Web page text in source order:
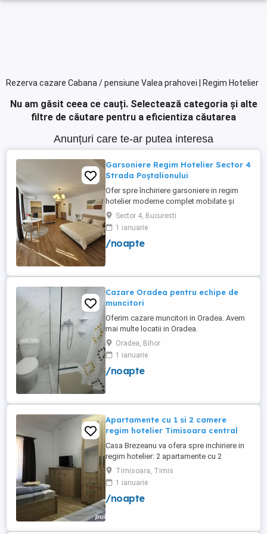
Rezerva cazare Cabana / pensiune Valea prahovei | Regim Hotelier
Nu am găsit ceea ce cauți. Selectează categoria și alte
filtre de căutare pentru a eficientiza căutarea
Anunțuri care te-ar putea interesa
Garsoniere Regim Hotelier Sector 4
Strada Poștalionului
Ofer spre închiriere garsoniere in regim
hotelier moderne complet mobilate și
utilate situate în Sector 4 Strada
Poștalionului ,Zona Grand Arena,bloc nou
cu parcare privata inclusa. Ideale pentru
sejururi scurte, călătorii de afaceri sau
Sector 4, Bucuresti
1 ianuarie
/noapte
Cazare Oradea pentru echipe de
muncitori
Oferim cazare muncitori in Oradea. Avem
mai multe locatii in Oradea.
Disponibilitate: peste 100 locuri de cazare
Max 3 persoane in camera, paturi de 1
persoana. Bucatarie, masina de spalata,
parcare Oferim factura Pentru detalii si
Oradea, Bihor
1 ianuarie
/noapte
Apartamente cu 1 si 2 camere
regim hotelier Timisoara central
Casa Brezeanu va ofera spre inchiriere in
regim hotelier: 2 apartamente cu 2
dormitoare, baie si bucatarie proprie. (4
locuri cazare in fiecare apartament) 1
apartament cu 1 dormitor, baie si
bucatarie proprie. (3 locuri cazare) Fiecare
Timisoara, Timis
1 ianuarie
/noapte